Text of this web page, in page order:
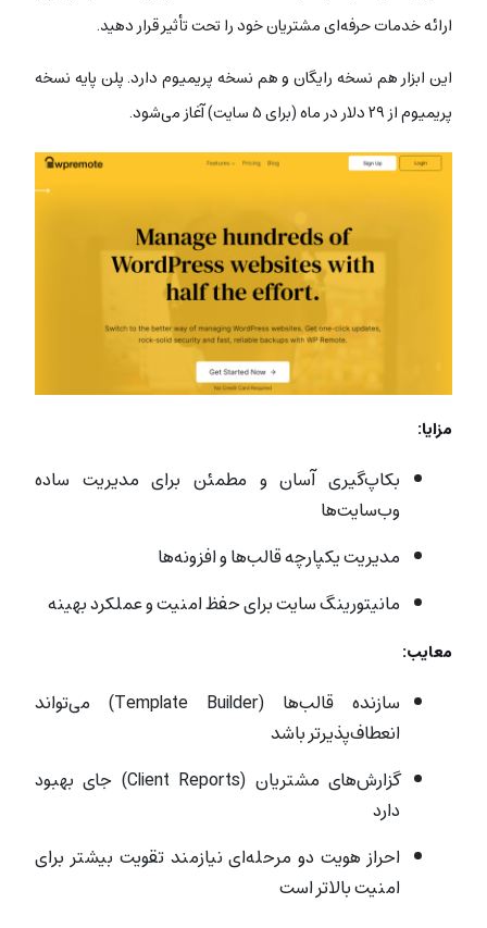
ارائه خدمات حرفه‌ای مشتریان خود را تحت تأثیر قرار دهید.
این ابزار هم نسخه رایگان و هم نسخه پریمیوم دارد. پلن پایه نسخه
پریمیوم از ۲۹ دلار در ماه (برای ۵ سایت) آغاز می‌شود.
مزایا:
بکاپ‌گیری آسان و مطمئن برای مدیریت ساده
وب‌سایت‌ها
مدیریت یکپارچه قالب‌ها و افزونه‌ها
مانیتورینگ سایت برای حفظ امنیت و عملکرد بهینه
معایب:
سازنده قالب‌ها (Template Builder) می‌تواند
انعطاف‌پذیرتر باشد
گزارش‌های مشتریان (Client Reports) جای بهبود
دارد
احراز هویت دو مرحله‌ای نیازمند تقویت بیشتر برای
امنیت بالاتر است